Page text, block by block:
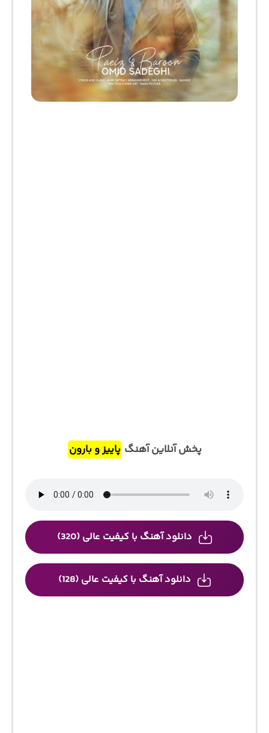
پخش آنلاین آهنگ پاییز و بارون
دانلود آهنگ با کیفیت عالی (320)
دانلود آهنگ با کیفیت عالی (128)